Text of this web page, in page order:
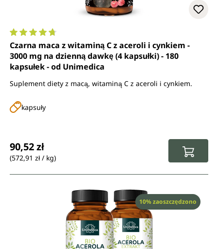
Średnia ocena 4.7 z 5 gwiazdek
Czarna maca z witaminą C z aceroli i cynkiem -
3000 mg na dzienną dawkę (4 kapsułki) - 180
kapsułek - od Unimedica
Suplement diety z macą, witaminą C z aceroli i cynkiem.
kapsuły
90,52 zł
(572,91 zł / kg)
Rabat
10% zaoszczędzono